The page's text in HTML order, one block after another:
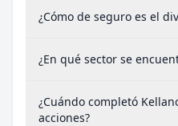
¿Cómo de seguro es el
¿En qué sector se
¿Cuándo completó
acciones?